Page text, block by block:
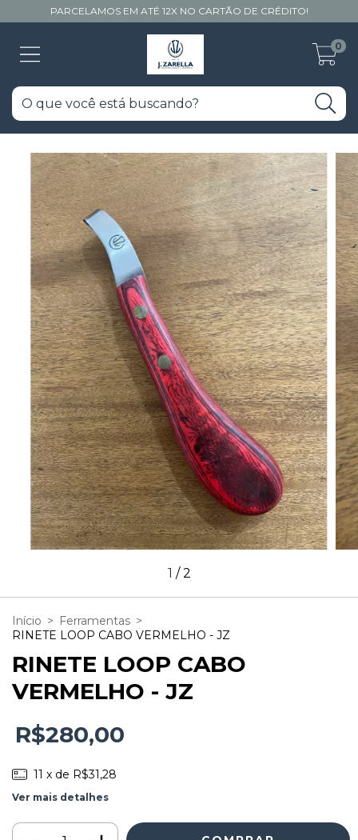
PARCELAMOS EM ATÉ 12X NO CARTÃO DE CRÉDITO!
0
1 /2
Início > Ferramentas >
RINETE LOOP CABO VERMELHO - JZ
RINETE LOOP CABO
VERMELHO - JZ
R$280,00
11 x de R$31,28
Ver mais detalhes